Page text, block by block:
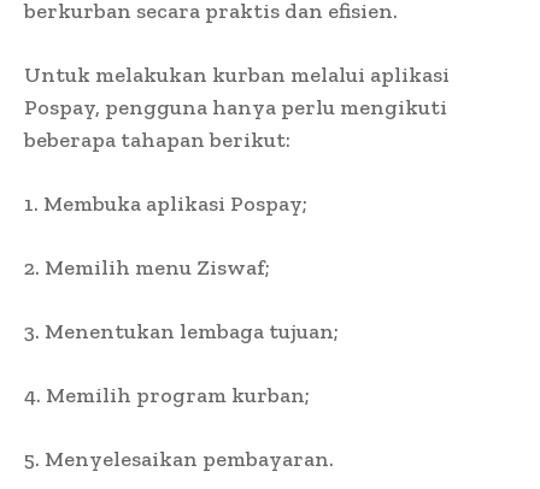
berkurban secara praktis dan efisien.
Untuk melakukan kurban melalui aplikasi
Pospay, pengguna hanya perlu mengikuti
beberapa tahapan berikut:
1. Membuka aplikasi Pospay;
2. Memilih menu Ziswaf;
3. Menentukan lembaga tujuan;
4. Memilih program kurban;
5. Menyelesaikan pembayaran.